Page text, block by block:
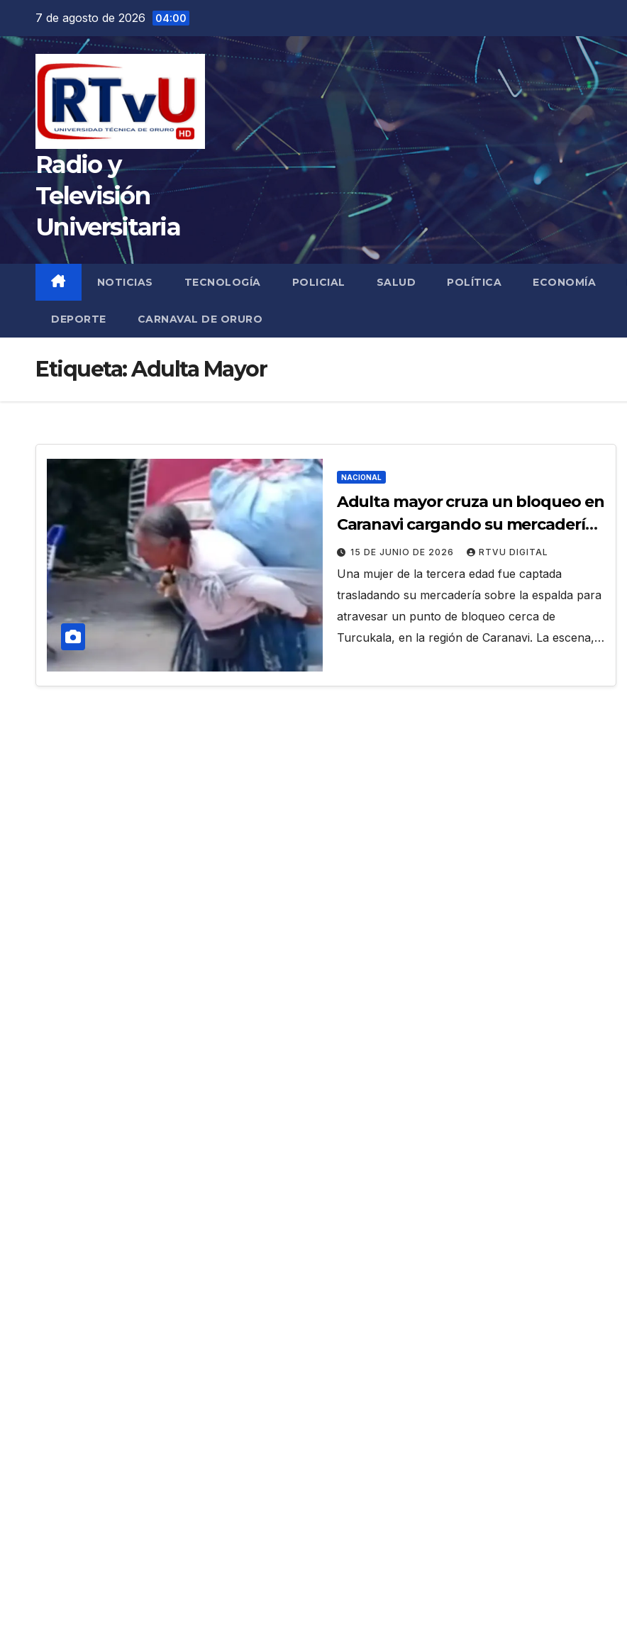
contenido
7 de agosto de 2026 04:00
Radio y
Televisión
Universitaria
NOTICIAS TECNOLOGÍA POLICIAL SALUD POLÍTICA ECONOMÍA
DEPORTE CARNAVAL DE ORURO
Etiqueta:Adulta Mayor
NACIONAL
Adulta mayor cruza un bloqueo en
Caranavi cargando su mercadería
para seguir trabajando
15 DE JUNIO DE 2026 RTVU DIGITAL
Una mujer de la tercera edad fue captada
trasladando su mercadería sobre la espalda para
atravesar un punto de bloqueo cerca de
Turcukala, en la región de Caranavi. La escena,…